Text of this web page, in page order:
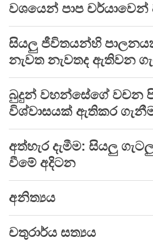
වශයෙන් පාප චර්යාවෙන්
සියලු ජීවිතයන්හි
නැවත නැවතද ඇතිවන
බුදුන් වහන්සේගේ වචන
විශ්වාසයක් ඇතිකර
අත්හැර දැමීම: සියලු
වීමේ අදිටන
අනිත්‍යය
චතුරාර්ය සත්‍යය